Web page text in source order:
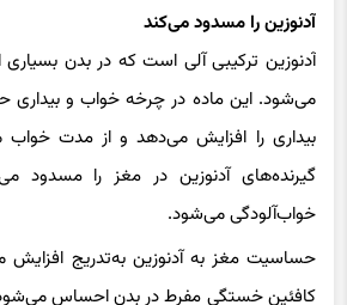
آدنوزین ترکیبی آلی است که در بدن بسیاری
می‌شود. این ماده در چرخه خواب و بیداری
بیداری را افزایش می‌دهد و از مدت خواب
گیرنده‌های آدنوزین در مغز را مسدود
خواب‌آلودگی می‌شود.
حساسیت مغز به آدنوزین به‌تدریج افزایش
کافئین خستگی مفرط در بدن احساس